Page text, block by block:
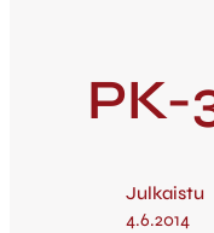
PK-
Julkaistu
4.6.2014